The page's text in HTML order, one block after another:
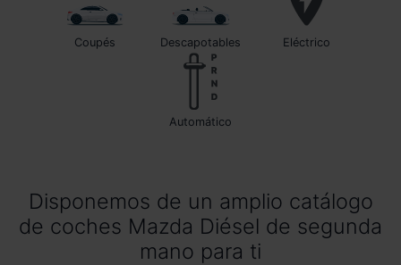
Coupés Descapotables Eléctrico
automático
Disponemos de un amplio catálogo
de coches Mazda Diésel de segunda
mano para ti